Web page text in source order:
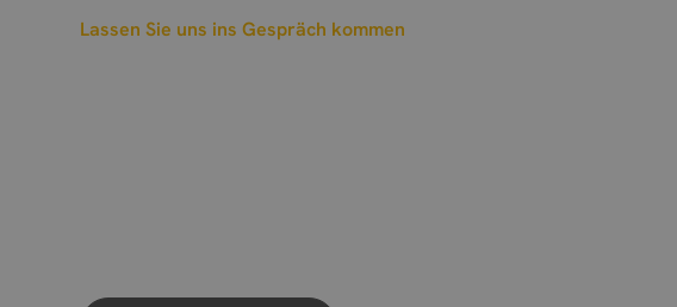
Lassen Sie uns ins Gespräch kommen